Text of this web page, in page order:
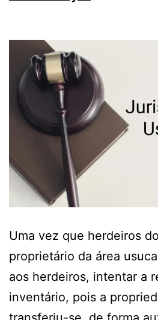
Uma vez que herdeiros
proprietário da área
aos herdeiros, intentar a
inventário, pois a